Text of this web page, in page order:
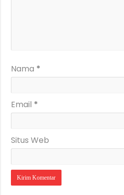
Nama *
Email *
Situs Web